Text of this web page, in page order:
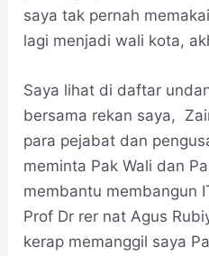
saya tak pernah
lagi menjadi wali kota,
Saya lihat di daftar
bersama rekan saya,
para pejabat dan
meminta Pak Wali dan
membantu membangun
Prof Dr rer nat Agus
kerap memanggil saya